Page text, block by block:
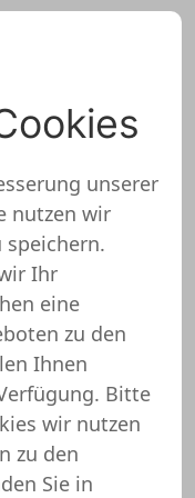
noch
liegen uns
vor.
von
nicht
unserer
nutzen wir
Ihr
eine
zu den
Ihnen
Bitte
wir nutzen
zu den
Sie in